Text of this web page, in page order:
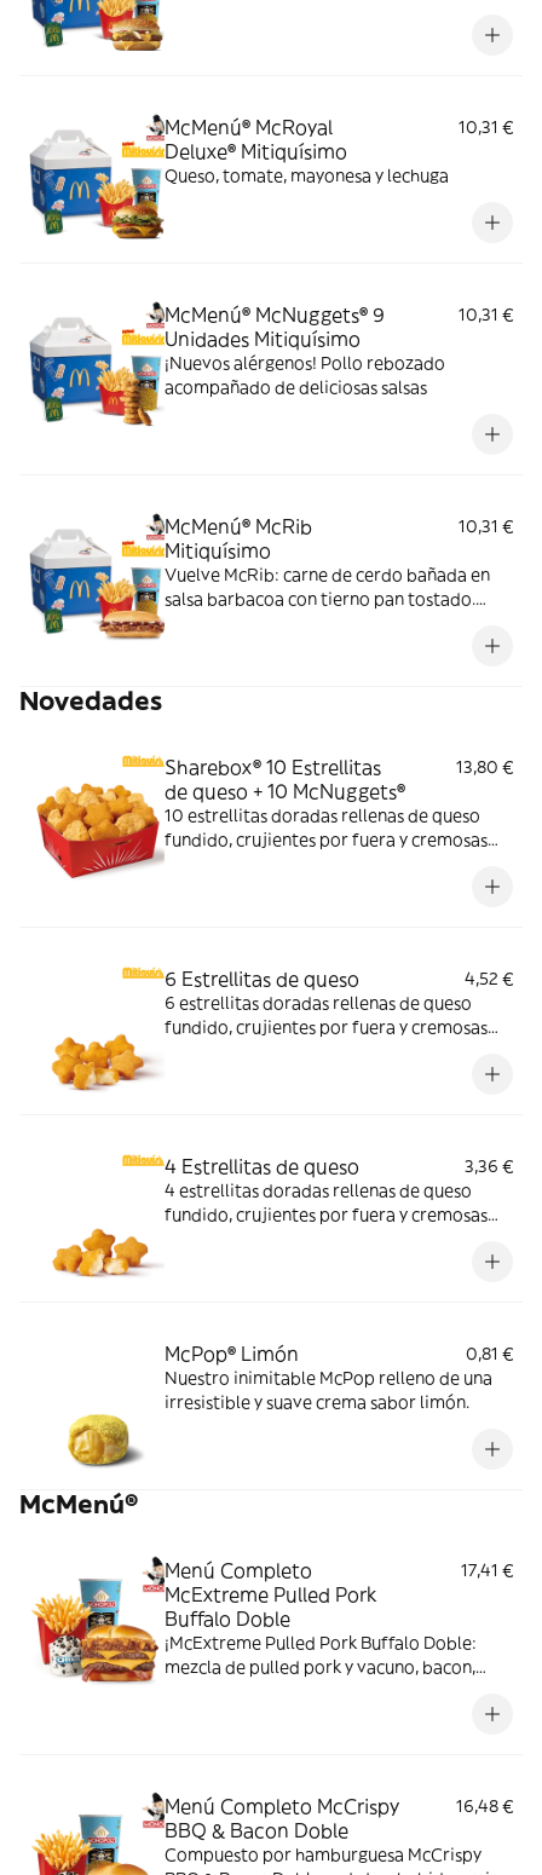
McMenú® McRoyal
Deluxe® Mitiquísimo
10,31 €
Queso, tomate, mayonesa y lechuga
McMenú® McNuggets® 9
Unidades Mitiquísimo
10,31 €
¡Nuevos alérgenos! Pollo rebozado
acompañado de deliciosas salsas
McMenú® McRib
Mitiquísimo
10,31 €
Vuelve McRib: carne de cerdo bañada en
salsa barbacoa con tierno pan tostado.
Novedades
Sharebox® 10 Estrellitas
de queso + 10 McNuggets®
13,80 €
10 estrellitas doradas rellenas de queso
fundido, crujientes por fuera y cremosas
6 Estrellitas de queso
4,52 €
6 estrellitas doradas rellenas de queso
fundido, crujientes por fuera y cremosas
4 Estrellitas de queso
3,36 €
4 estrellitas doradas rellenas de queso
fundido, crujientes por fuera y cremosas
McPop® Limón
0,81 €
Nuestro inimitable McPop relleno de una
irresistible y suave crema sabor limón.
McMenú®
Menú Completo
McExtreme Pulled Pork
Buffalo Doble
17,41 €
¡McExtreme Pulled Pork Buffalo Doble:
mezcla de pulled pork y vacuno, bacon,
Menú Completo McCrispy
BBQ & Bacon Doble
16,48 €
Compuesto por hamburguesa McCrispy